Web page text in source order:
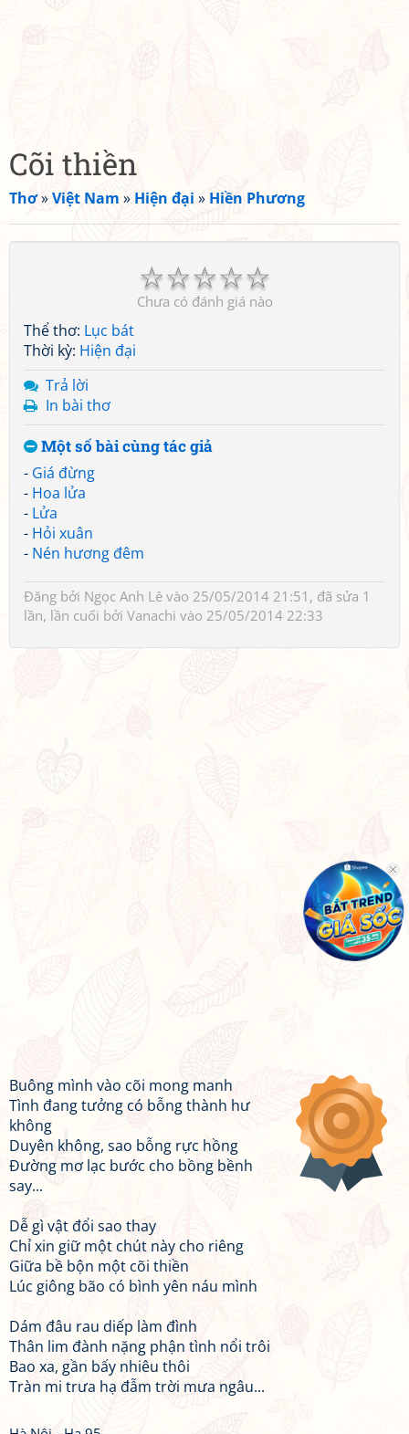
Cõi thiền
Thơ»Việt Nam » Hiện đại » Hiền Phương
☆
☆
☆
☆
☆
Chưa có đánh giá nào
Thể thơ: Lục bát
Thời kỳ: Hiện đại
Trả lời
In bài thơ
Một số bài cùng tác giả
- Giá đừng
- Hoa lửa
- Lửa
- Hỏi xuân
- Nén hương đêm
Đăng bởi Ngọc Anh Lê vào 25/05/2014 21:51, đã sửa 1
lần, lần cuối bởi Vanachi vào 25/05/2014 22:33
Buông mình vào cõi mong manh
Tình đang tưởng có bỗng thành hư
không
Duyên không, sao bỗng rực hồng
Đường mơ lạc bước cho bồng bềnh
say...
Dễ gì vật đổi sao thay
Chỉ xin giữ một chút này cho riêng
Giữa bề bộn một cõi thiền
Lúc giông bão có bình yên náu mình
Dám đâu rau diếp làm đình
Thân lim đành nặng phận tình nổi trôi
Bao xa, gần bấy nhiêu thôi
Tràn mi trưa hạ đẫm trời mưa ngâu...